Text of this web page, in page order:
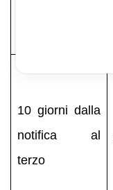
10 giorni dalla
notifica al
terzo